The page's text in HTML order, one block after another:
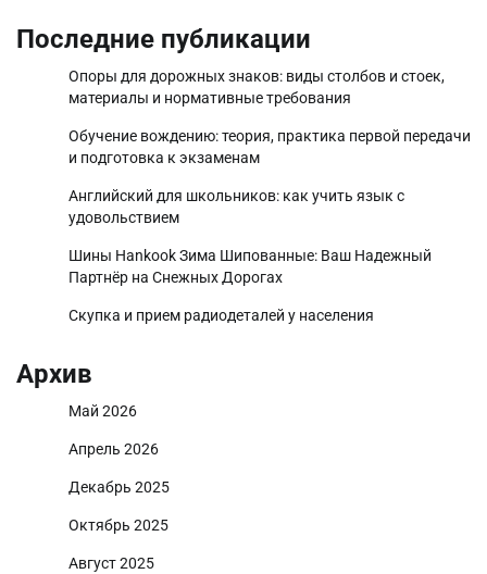
Последние публикации
Опоры для дорожных знаков: виды столбов и стоек,
материалы и нормативные требования
Обучение вождению: теория, практика первой передачи
и подготовка к экзаменам
Английский для школьников: как учить язык с
удовольствием
Шины Hankook Зима Шипованные: Ваш Надежный
Партнёр на Снежных Дорогах
Скупка и прием радиодеталей у населения
Архив
Май 2026
Апрель 2026
Декабрь 2025
Октябрь 2025
Август 2025